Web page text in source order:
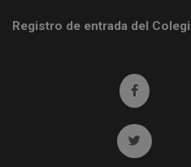
Registro de entrada del
Ir a
Ir a